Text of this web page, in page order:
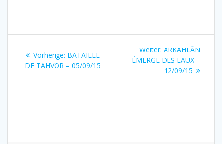
Beitragsnavigation
Vorherige: Vorheriger
Beitrag:
BATAILLE
DE TAHVOR – 05/09/15
Weiter: Nächster
Beitrag:
ARKAHLÂN
ÉMERGE DES EAUX –
12/09/15